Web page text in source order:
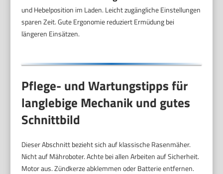
und Hebelposition im Laden. Leicht zugängliche Einstellungen
sparen Zeit. Gute Ergonomie reduziert Ermüdung bei
längeren Einsätzen.
Pflege- und Wartungstipps für
langlebige Mechanik und gutes
Schnittbild
Dieser Abschnitt bezieht sich auf klassische Rasenmäher.
Nicht auf Mähroboter. Achte bei allen Arbeiten auf Sicherheit.
Motor aus. Zündkerze abklemmen oder Batterie entfernen.